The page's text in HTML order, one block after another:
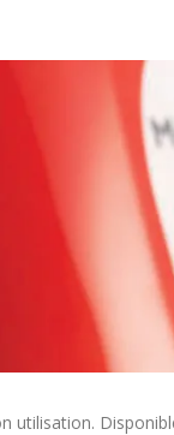
utilisation.